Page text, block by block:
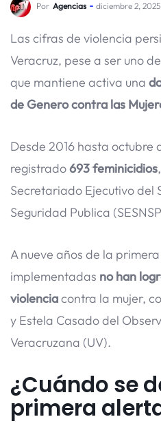
Por Agencias diciembre 2, 2025
Las cifras de violencia
Veracruz, pese a ser uno
que mantiene activa una
de Genero contra las
Desde 2016 hasta octubre
registrado693 feminicidios
Secretariado Ejecutivo del
Seguridad Publica
A nueve años de la
implementadas no han
violenciacontra la mujer,
y Estela Casado del
Veracruzana (UV).
¿Cuándo se
primera